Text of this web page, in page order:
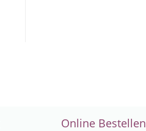
Online Bestellen